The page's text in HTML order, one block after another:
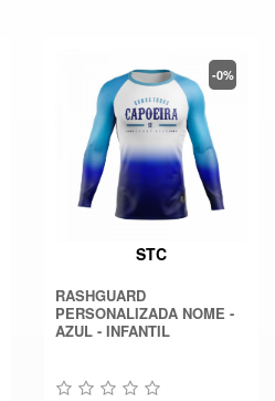
STC
RASHGUARD
PERSONALIZADA NOME -
AZUL - INFANTIL
-0%